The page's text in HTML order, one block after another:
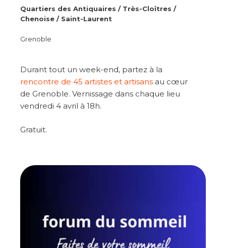
Quartiers des Antiquaires / Très-Cloîtres /
Chenoise / Saint-Laurent
Grenoble
Durant tout un week-end, partez à la
rencontre de 45 artistes et artisans au cœur
de Grenoble. Vernissage dans chaque lieu
vendredi 4 avril à 18h.
Gratuit.